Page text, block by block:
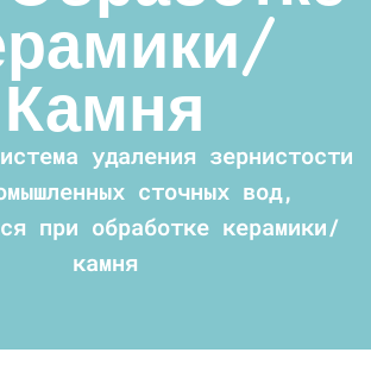
Камня
удаления зернистости
сточных вод,
при обработке керамики/
камня